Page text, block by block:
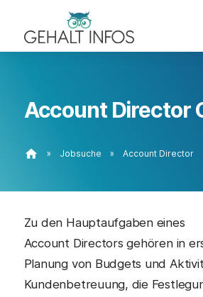
Account Director
home » Jobsuche » Account Director
Zu den Hauptaufgaben eines
Account Directors gehören in
Planung von Budgets und
Kundenbetreuung, die